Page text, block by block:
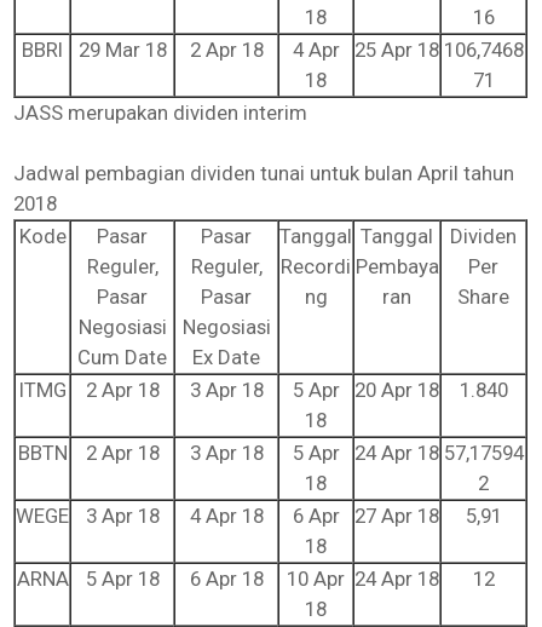
18
16
BBRI
29 Mar 18 2 Apr 18
4 Apr
18
25 Apr 18 106,7468
71
JASS merupakan dividen interim
Jadwal pembagian dividen tunai untuk bulan April tahun
2018
Kode
Pasar
Reguler,
Pasar
Negosiasi
Cum Date
Pasar
Reguler,
Pasar
Negosiasi
Ex Date
Tanggal
Recordi
ng
Tanggal
Pembaya
ran
Dividen
Per
Share
ITMG 2 Apr 18 3 Apr 18
5 Apr
18
20 Apr 18 1.840
BBTN 2 Apr 18 3 Apr 18
5 Apr
18
24 Apr 18 57,17594
2
WEGE
3 Apr 18 4 Apr 18
6 Apr
18
27 Apr 18 5,91
ARNA 5 Apr 18 6 Apr 18
10 Apr
18
24 Apr 18 12